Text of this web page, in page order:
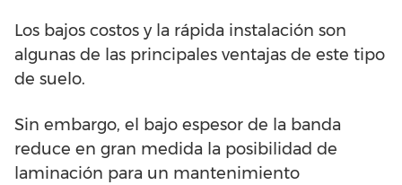
Los bajos costos y la rápida instalación son
algunas de las principales ventajas de este tipo
de suelo.
Sin embargo, el bajo espesor de la banda
reduce en gran medida la posibilidad de
laminación para un mantenimiento